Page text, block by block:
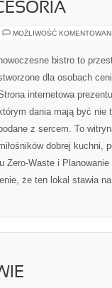
MOŻLIWOŚĆ
bistro to
dla osobach
internetowa
którym dania mają być nie
z sercem. To
dobrej kuchni,
Waste i Planowanie
że ten lokal stawia